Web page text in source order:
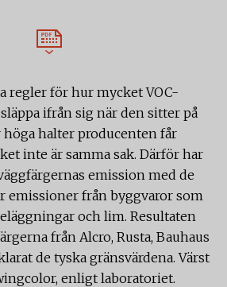
regler för hur mycket VOC-
ifrån sig när den sitter på
halter producenten får
inte är samma sak. Därför har
emission med de
emissioner från byggvaror som
och lim. Resultaten
från Alcro, Rusta, Bauhaus
de tyska gränsvärdena. Värst
enligt laboratoriet.